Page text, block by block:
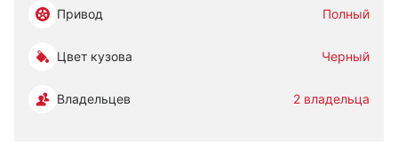
Привод Полный
Цвет кузова Черный
Владельцев 2 владельца